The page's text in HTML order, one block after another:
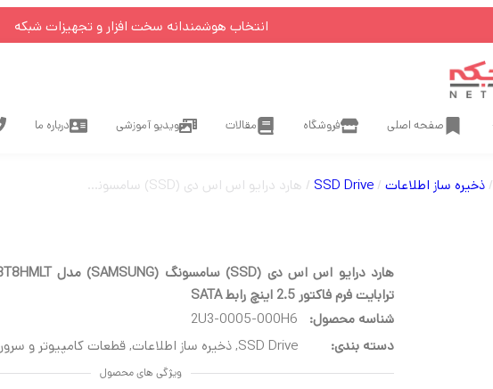
انتخاب هوشمندانه سخت افزار و تجهیزات شبکه
صفحه اصلی فروشگاه مقالات ویدیو آموزشی درباره ما
/ذخیره ساز اطلاعات /
SSD Drive / هارد درایو اس اس دی (SSD) سامسونگ (SAMSUNG) مدل MZ7LH3T8HMLT ظرفیت 3.8 ترابایت فرم فاکتور 2.5 اینچ رابط SATA
ترابایت فرم فاکتور 2.5 اینچ رابط SATA
شناسه محصول:
2U3-0005-000H6
دسته بندی:
SSD Drive
,ذخیره ساز اطلاعات,قطعات کامپیوتر و سرور
ویژگی های محصول